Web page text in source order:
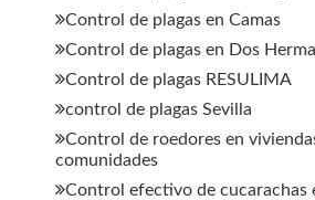
Control de plagas en Camas
Control de plagas en Dos
Control de plagas RESULIMA
control de plagas Sevilla
Control de roedores en
comunidades
Control efectivo de cucarachas